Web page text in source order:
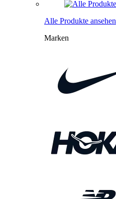
Alle Produkte ansehen
Marken